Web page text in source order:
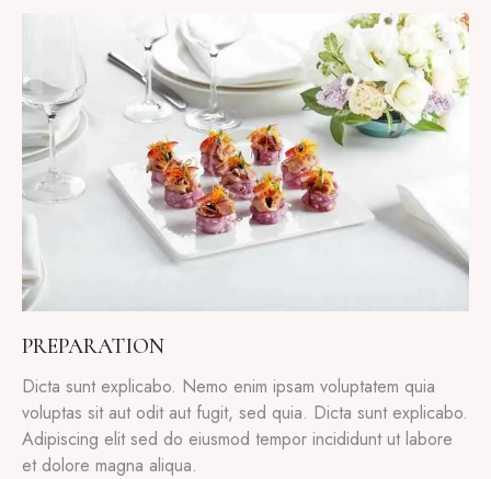
PREPARATION
Dicta sunt explicabo. Nemo enim ipsam voluptatem quia
voluptas sit aut odit aut fugit, sed quia. Dicta sunt explicabo.
Adipiscing elit sed do eiusmod tempor incididunt ut labore
et dolore magna aliqua.